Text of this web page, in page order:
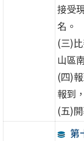
接受
名。
(三)
山區
(四)
報到
(五)
第